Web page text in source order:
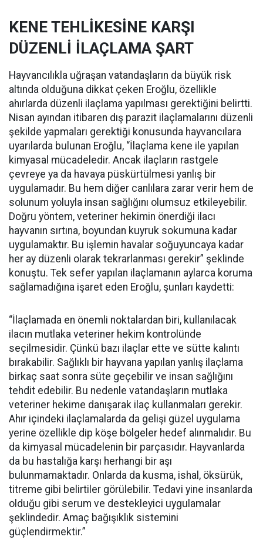
KENE TEHLİKESİNE KARŞI
DÜZENLİ İLAÇLAMA ŞART
Hayvancılıkla uğraşan vatandaşların da büyük risk
altında olduğuna dikkat çeken Eroğlu, özellikle
ahırlarda düzenli ilaçlama yapılması gerektiğini belirtti.
Nisan ayından itibaren dış parazit ilaçlamalarını düzenli
şekilde yapmaları gerektiği konusunda hayvancılara
uyarılarda bulunan Eroğlu, “İlaçlama kene ile yapılan
kimyasal mücadeledir. Ancak ilaçların rastgele
çevreye ya da havaya püskürtülmesi yanlış bir
uygulamadır. Bu hem diğer canlılara zarar verir hem de
solunum yoluyla insan sağlığını olumsuz etkileyebilir.
Doğru yöntem, veteriner hekimin önerdiği ilacı
hayvanın sırtına, boyundan kuyruk sokumuna kadar
uygulamaktır. Bu işlemin havalar soğuyuncaya kadar
her ay düzenli olarak tekrarlanması gerekir” şeklinde
konuştu. Tek sefer yapılan ilaçlamanın aylarca koruma
sağlamadığına işaret eden Eroğlu, şunları kaydetti:
“İlaçlamada en önemli noktalardan biri, kullanılacak
ilacın mutlaka veteriner hekim kontrolünde
seçilmesidir. Çünkü bazı ilaçlar ette ve sütte kalıntı
bırakabilir. Sağlıklı bir hayvana yapılan yanlış ilaçlama
birkaç saat sonra süte geçebilir ve insan sağlığını
tehdit edebilir. Bu nedenle vatandaşların mutlaka
veteriner hekime danışarak ilaç kullanmaları gerekir.
Ahır içindeki ilaçlamalarda da gelişi güzel uygulama
yerine özellikle dip köşe bölgeler hedef alınmalıdır. Bu
da kimyasal mücadelenin bir parçasıdır. Hayvanlarda
da bu hastalığa karşı herhangi bir aşı
bulunmamaktadır. Onlarda da kusma, ishal, öksürük,
titreme gibi belirtiler görülebilir. Tedavi yine insanlarda
olduğu gibi serum ve destekleyici uygulamalar
şeklindedir. Amaç bağışıklık sistemini
güçlendirmektir.”